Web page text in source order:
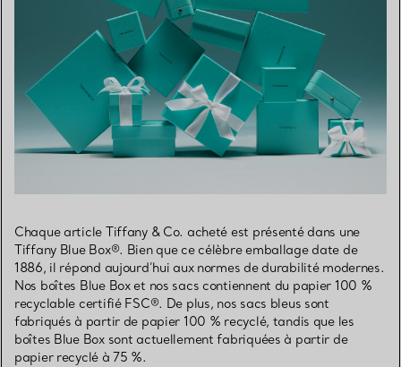
Chaque article Tiffany & Co. acheté est présenté dans une
Tiffany Blue Box®. Bien que ce célèbre emballage date de
1886, il répond aujourd’hui aux normes de durabilité modernes.
Nos boîtes Blue Box et nos sacs contiennent du papier 100 %
recyclable certifié FSC®. De plus, nos sacs bleus sont
fabriqués à partir de papier 100 % recyclé, tandis que les
boîtes Blue Box sont actuellement fabriquées à partir de
papier recyclé à 75 %.